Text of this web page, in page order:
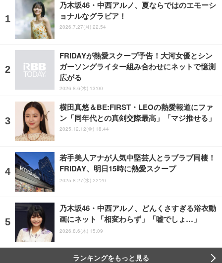
乃木坂46・中西アルノ、夏ならではのエモーシ
ョナルなグラビア！
2026.7.27(月) 22:54
FRIDAYが熱愛スクープ予告！大河女優とシン
ガーソングライター組み合わせにネットで憶測
広がる
2026.8.6(木) 13:00
横田真悠＆BE:FIRST・LEOの熱愛報道にファ
ン「同年代との真剣交際最高」「マジ推せる」
2025.12.12(金) 18:44
若手美人アナが人気中堅芸人とラブラブ同棲！
FRIDAY、明日15時に熱愛スクープ
2025.8.27(水) 22:20
乃木坂46・中西アルノ、どんくさすぎる浴衣動
画にネット「相変わらず」「嘘でしょ…」
2026.8.6(木) 15:09
ランキングをもっと見る